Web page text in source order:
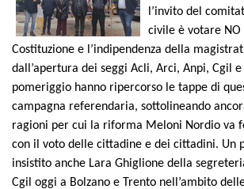
l’invito del
civile è votare
Costituzione e l’indipendenza della
dall’apertura dei seggi Acli, Arci, Anpi, Cgil e
pomeriggio hanno ripercorso le tappe di
campagna referendaria, sottolineando
ragioni per cui la riforma Meloni Nordio va
con il voto delle cittadine e dei cittadini. Un
insistito anche Lara Ghiglione della
Cgil oggi a Bolzano e Trento nell’ambito